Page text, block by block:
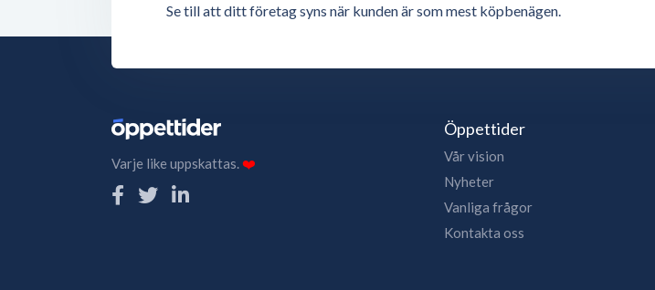
Se till att ditt företag syns när kunden är som mest köpbenägen.
Varje like uppskattas.❤️
Öppettider
Vår vision
Nyheter
Vanliga frågor
Kontakta oss